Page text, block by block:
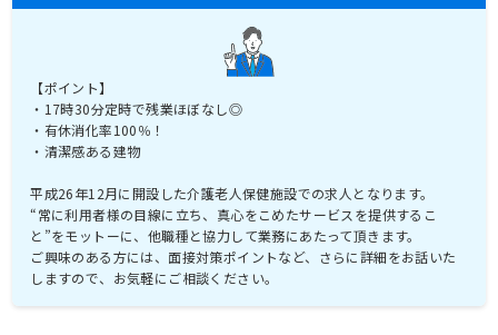
【ポイント】
・17時30分定時で残業ほぼなし◎
・有休消化率100％！
・清潔感ある建物
平成26年12月に開設した介護老人保健施設での求人となります。
“常に利用者様の目線に立ち、真心をこめたサービスを提供するこ
と”をモットーに、他職種と協力して業務にあたって頂きます。
ご興味のある方には、面接対策ポイントなど、さらに詳細をお話いた
しますので、お気軽にご相談ください。